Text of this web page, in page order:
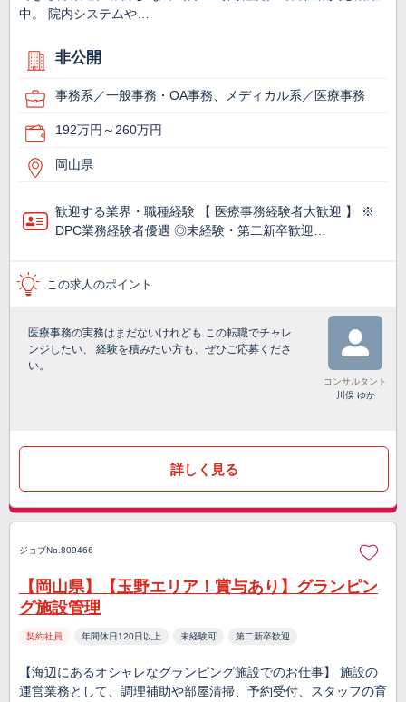
中。 院内システムや…
非公開
事務系／一般事務・OA事務、メディカル系／医療事務
192万円～260万円
岡山県
歓迎する業界・職種経験 【 医療事務経験者大歓迎 】 ※
DPC業務経験者優遇 ◎未経験・第二新卒歓迎…
この求人のポイント
医療事務の実務はまだないけれども この転職でチャレ
ンジしたい、 経験を積みたい方も、ぜひご応募くださ
い。
コンサルタント
川俣 ゆか
詳しく見る
ジョブNo.809466
【岡山県】【玉野エリア！賞与あり】グランピン
グ施設管理
契約社員 年間休日120日以上 未経験可 第二新卒歓迎
【海辺にあるオシャレなグランピング施設でのお仕事】 施設の
運営業務として、調理補助や部屋清掃、予約受付、スタッフの育